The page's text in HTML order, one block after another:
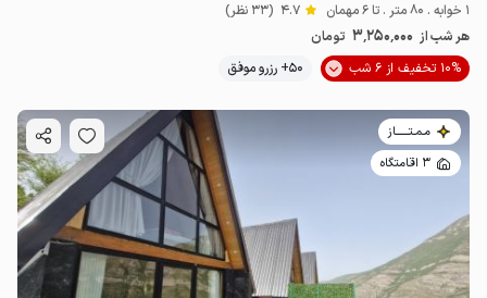
1 خوابه . 80 متر . تا 6 مهمان 4.7 (33 نظر)
هر شب از 3٬250٬000 تومان
10% تخفیف از 6 شب
50+ رزرو موفق
مـمـتــــــاز
3 اقامتگاه